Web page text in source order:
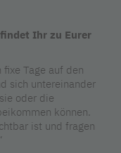
Ihr zu Eurer
fixe Tage auf den
sich untereinander
oder die
können.
ist und fragen